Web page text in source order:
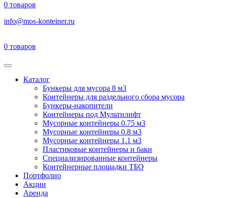
0 товаров
info@mos-konteiner.ru
0 товаров
Каталог
Бункеры для мусора 8 м3
Контейнеры для раздельного сбора мусора
Бункеры-накопители
Контейнеры под Мультилифт
Мусорные контейнеры 0.75 м3
Мусорные контейнеры 0.8 м3
Мусорные контейнеры 1.1 м3
Пластиковые контейнеры и баки
Специализированные контейнеры
Контейнерные площадки ТБО
Портфолио
Акции
Аренда